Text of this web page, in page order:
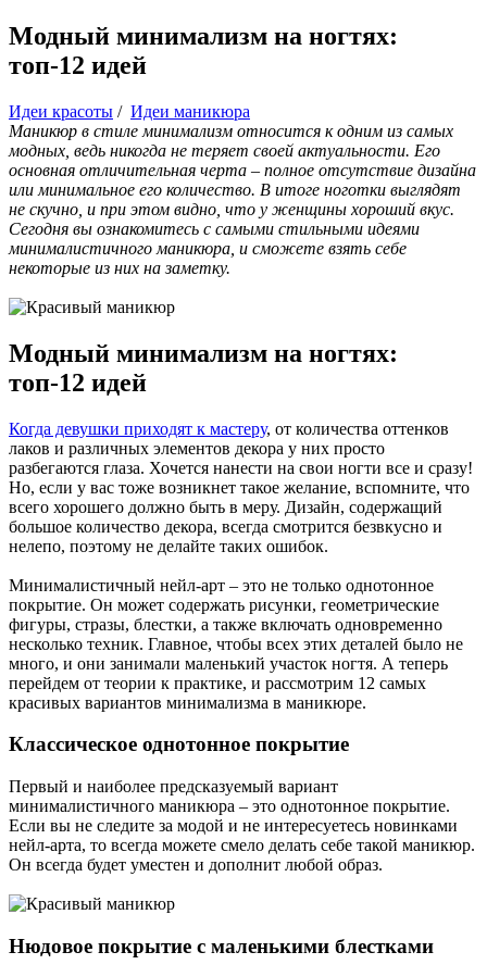
Модный минимализм на ногтях:
топ-12 идей
Идеи красоты / Идеи маникюра
Маникюр в стиле минимализм относится к одним из самых
модных, ведь никогда не теряет своей актуальности. Его
основная отличительная черта – полное отсутствие дизайна
или минимальное его количество. В итоге ноготки выглядят
не скучно, и при этом видно, что у женщины хороший вкус.
Сегодня вы ознакомитесь с самыми стильными идеями
минималистичного маникюра, и сможете взять себе
некоторые из них на заметку.
Модный минимализм на ногтях:
топ-12 идей
Когда девушки приходят к мастеру, от количества оттенков
лаков и различных элементов декора у них просто
разбегаются глаза. Хочется нанести на свои ногти все и сразу!
Но, если у вас тоже возникнет такое желание, вспомните, что
всего хорошего должно быть в меру. Дизайн, содержащий
большое количество декора, всегда смотрится безвкусно и
нелепо, поэтому не делайте таких ошибок.
Минималистичный нейл-арт – это не только однотонное
покрытие. Он может содержать рисунки, геометрические
фигуры, стразы, блестки, а также включать одновременно
несколько техник. Главное, чтобы всех этих деталей было не
много, и они занимали маленький участок ногтя. А теперь
перейдем от теории к практике, и рассмотрим 12 самых
красивых вариантов минимализма в маникюре.
Классическое однотонное покрытие
Первый и наиболее предсказуемый вариант
минималистичного маникюра – это однотонное покрытие.
Если вы не следите за модой и не интересуетесь новинками
нейл-арта, то всегда можете смело делать себе такой маникюр.
Он всегда будет уместен и дополнит любой образ.
Нюдовое покрытие с маленькими блестками